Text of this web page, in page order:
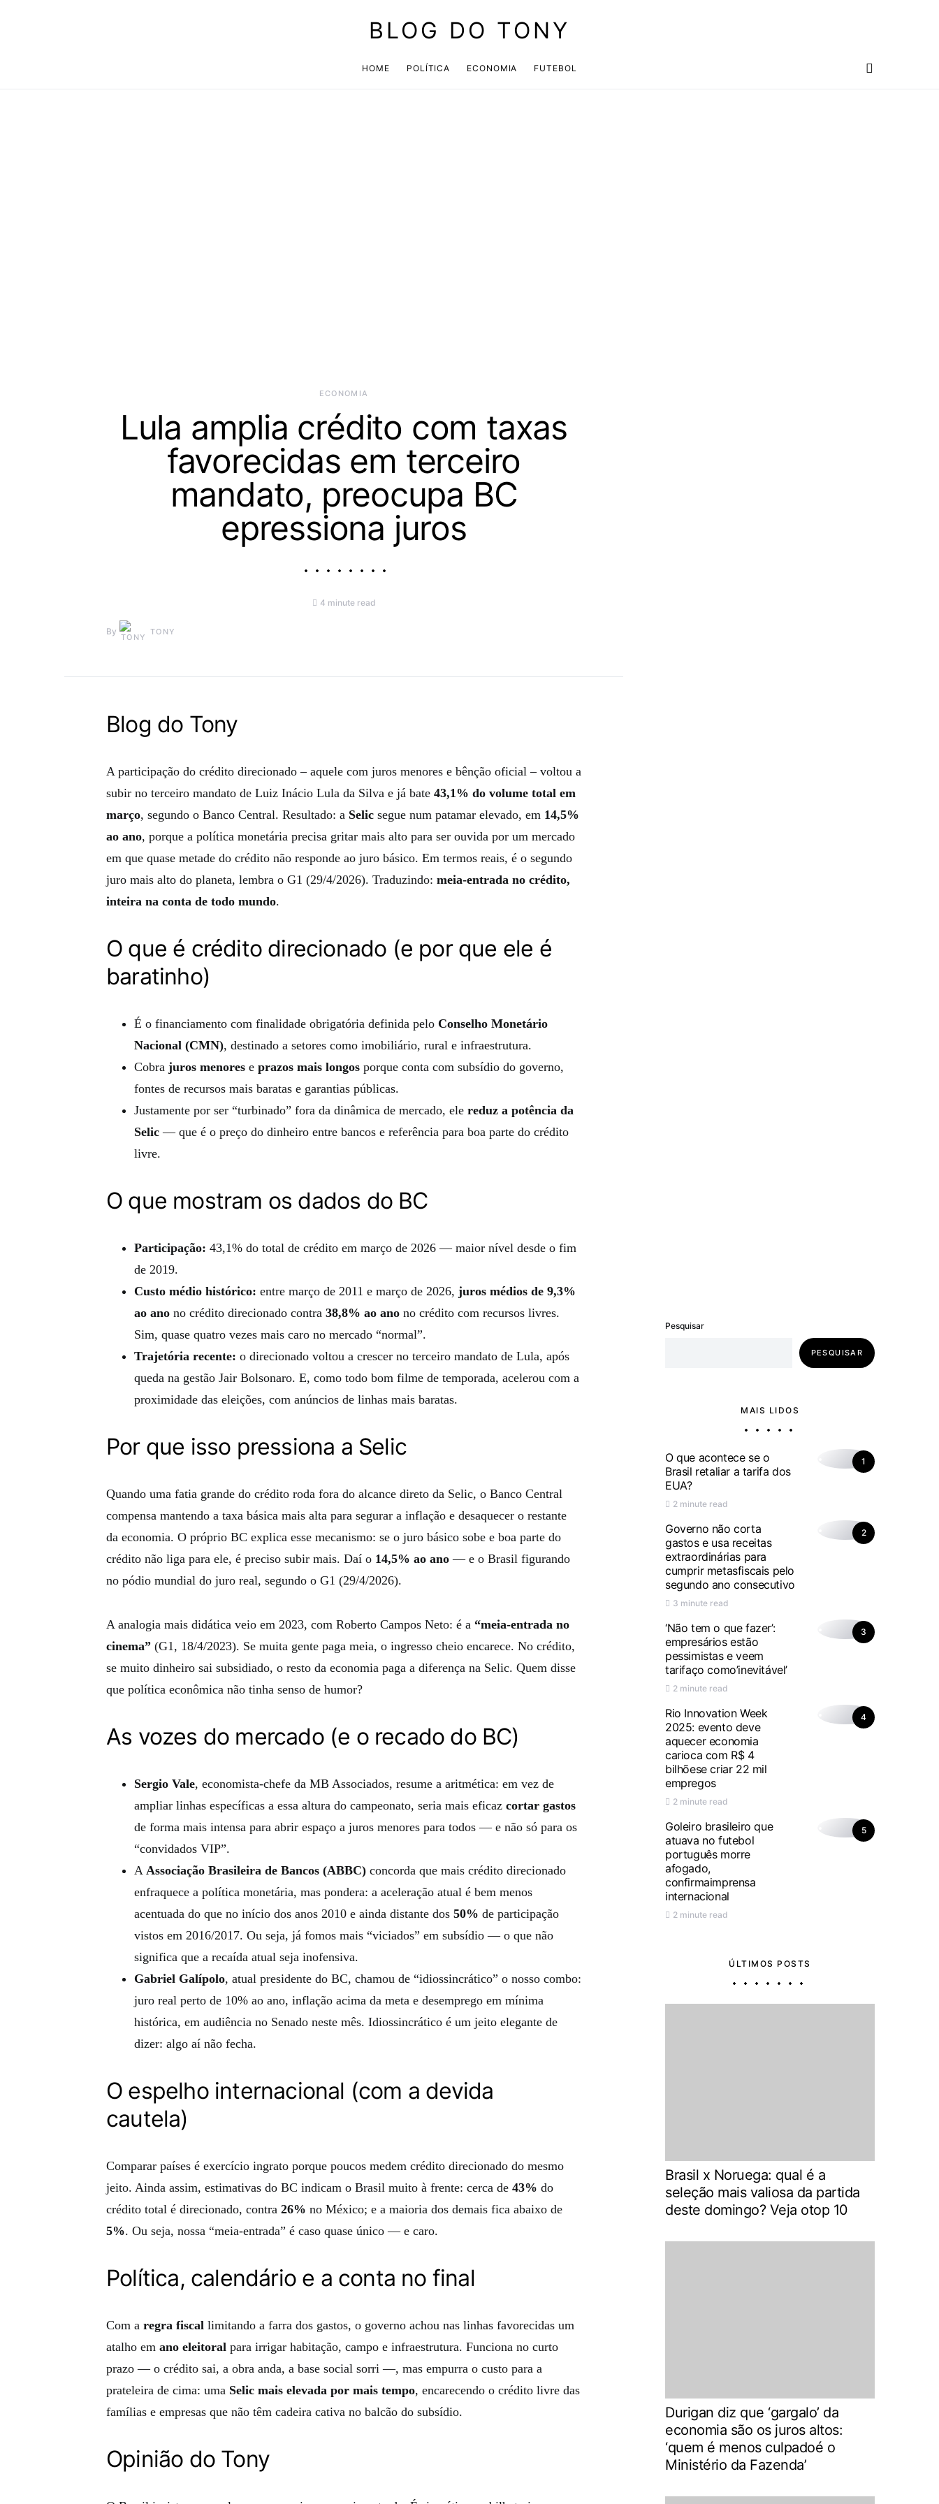
BLOG DO TONY
HOME POLÍTICA ECONOMIA FUTEBOL
ECONOMIA
Lula amplia crédito com taxas
favorecidas em terceiro
mandato, preocupa BC
epressiona juros
4 minute read
By TONY
Blog do Tony
A participação do crédito direcionado – aquele com juros menores e bênção oficial – voltou a
subir no terceiro mandato de Luiz Inácio Lula da Silva e já bate 43,1% do volume total em
março, segundo o Banco Central. Resultado: a Selic segue num patamar elevado, em 14,5%
ao ano, porque a política monetária precisa gritar mais alto para ser ouvida por um mercado
em que quase metade do crédito não responde ao juro básico. Em termos reais, é o segundo
juro mais alto do planeta, lembra o G1 (29/4/2026). Traduzindo: meia‑entrada no crédito,
inteira na conta de todo mundo.
O que é crédito direcionado (e por que ele é
baratinho)
É o financiamento com finalidade obrigatória definida pelo Conselho Monetário
Nacional (CMN), destinado a setores como imobiliário, rural e infraestrutura.
Cobra juros menores e prazos mais longos porque conta com subsídio do governo,
fontes de recursos mais baratas e garantias públicas.
Justamente por ser “turbinado” fora da dinâmica de mercado, ele reduz a potência da
Selic — que é o preço do dinheiro entre bancos e referência para boa parte do crédito
livre.
O que mostram os dados do BC
Participação: 43,1% do total de crédito em março de 2026 — maior nível desde o fim
de 2019.
Custo médio histórico: entre março de 2011 e março de 2026, juros médios de 9,3%
ao ano no crédito direcionado contra 38,8% ao ano no crédito com recursos livres.
Sim, quase quatro vezes mais caro no mercado “normal”.
Trajetória recente: o direcionado voltou a crescer no terceiro mandato de Lula, após
queda na gestão Jair Bolsonaro. E, como todo bom filme de temporada, acelerou com a
proximidade das eleições, com anúncios de linhas mais baratas.
Por que isso pressiona a Selic
Quando uma fatia grande do crédito roda fora do alcance direto da Selic, o Banco Central
compensa mantendo a taxa básica mais alta para segurar a inflação e desaquecer o restante
da economia. O próprio BC explica esse mecanismo: se o juro básico sobe e boa parte do
crédito não liga para ele, é preciso subir mais. Daí o 14,5% ao ano — e o Brasil figurando
no pódio mundial do juro real, segundo o G1 (29/4/2026).
A analogia mais didática veio em 2023, com Roberto Campos Neto: é a “meia‑entrada no
cinema” (G1, 18/4/2023). Se muita gente paga meia, o ingresso cheio encarece. No crédito,
se muito dinheiro sai subsidiado, o resto da economia paga a diferença na Selic. Quem disse
que política econômica não tinha senso de humor?
As vozes do mercado (e o recado do BC)
Sergio Vale, economista‑chefe da MB Associados, resume a aritmética: em vez de
ampliar linhas específicas a essa altura do campeonato, seria mais eficaz cortar gastos
de forma mais intensa para abrir espaço a juros menores para todos — e não só para os
“convidados VIP”.
A Associação Brasileira de Bancos (ABBC) concorda que mais crédito direcionado
enfraquece a política monetária, mas pondera: a aceleração atual é bem menos
acentuada do que no início dos anos 2010 e ainda distante dos 50% de participação
vistos em 2016/2017. Ou seja, já fomos mais “viciados” em subsídio — o que não
significa que a recaída atual seja inofensiva.
Gabriel Galípolo, atual presidente do BC, chamou de “idiossincrático” o nosso combo:
juro real perto de 10% ao ano, inflação acima da meta e desemprego em mínima
histórica, em audiência no Senado neste mês. Idiossincrático é um jeito elegante de
dizer: algo aí não fecha.
O espelho internacional (com a devida
cautela)
Comparar países é exercício ingrato porque poucos medem crédito direcionado do mesmo
jeito. Ainda assim, estimativas do BC indicam o Brasil muito à frente: cerca de 43% do
crédito total é direcionado, contra 26% no México; e a maioria dos demais fica abaixo de
5%. Ou seja, nossa “meia‑entrada” é caso quase único — e caro.
Política, calendário e a conta no final
Com a regra fiscal limitando a farra dos gastos, o governo achou nas linhas favorecidas um
atalho em ano eleitoral para irrigar habitação, campo e infraestrutura. Funciona no curto
prazo — o crédito sai, a obra anda, a base social sorri —, mas empurra o custo para a
prateleira de cima: uma Selic mais elevada por mais tempo, encarecendo o crédito livre das
famílias e empresas que não têm cadeira cativa no balcão do subsídio.
Opinião do Tony
Pesquisar
PESQUISAR
MAIS LIDOS
1
O que acontece se o
Brasil retaliar a tarifa dos
EUA?
2 minute read
2
Governo não corta
gastos e usa receitas
extraordinárias para
cumprir metasfiscais pelo
segundo ano consecutivo
3 minute read
3
‘Não tem o que fazer’:
empresários estão
pessimistas e veem
tarifaço como’inevitável’
2 minute read
4
Rio Innovation Week
2025: evento deve
aquecer economia
carioca com R$ 4
bilhõese criar 22 mil
empregos
2 minute read
5
Goleiro brasileiro que
atuava no futebol
português morre
afogado,
confirmaimprensa
internacional
2 minute read
ÚLTIMOS POSTS
Brasil x Noruega: qual é a
seleção mais valiosa da partida
deste domingo? Veja otop 10
Durigan diz que ‘gargalo’ da
economia são os juros altos:
‘quem é menos culpadoé o
Ministério da Fazenda’